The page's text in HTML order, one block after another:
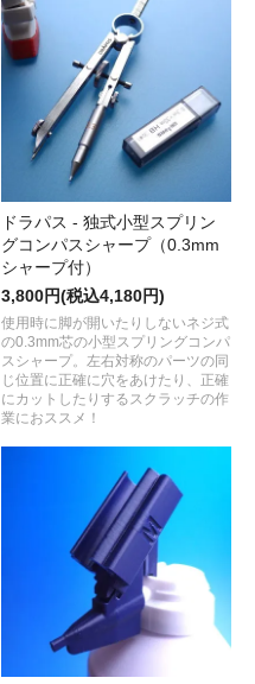
ドラパス - 独式小型スプリン
グコンパスシャープ（0.3mm
シャープ付）
3,800円(税込4,180円)
使用時に脚が開いたりしないネジ式
の0.3mm芯の小型スプリングコンパ
スシャープ。左右対称のパーツの同
じ位置に正確に穴をあけたり、正確
にカットしたりするスクラッチの作
業におススメ！